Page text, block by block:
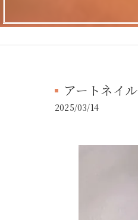
アートネイル
2025/03/14